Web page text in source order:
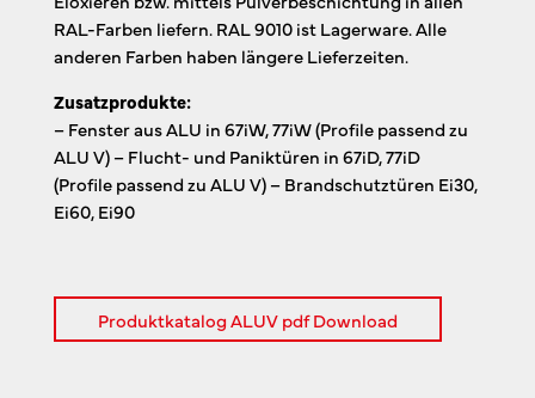
RAL-Farben liefern. RAL 9010 ist Lagerware. Alle
anderen Farben haben längere Lieferzeiten.
Zusatzprodukte:
– Fenster aus ALU in 67iW, 77iW (Profile passend zu
ALU V) – Flucht- und Paniktüren in 67iD, 77iD
(Profile passend zu ALU V) – Brandschutztüren Ei30,
Ei60, Ei90
Produktkatalog ALUV pdf Download